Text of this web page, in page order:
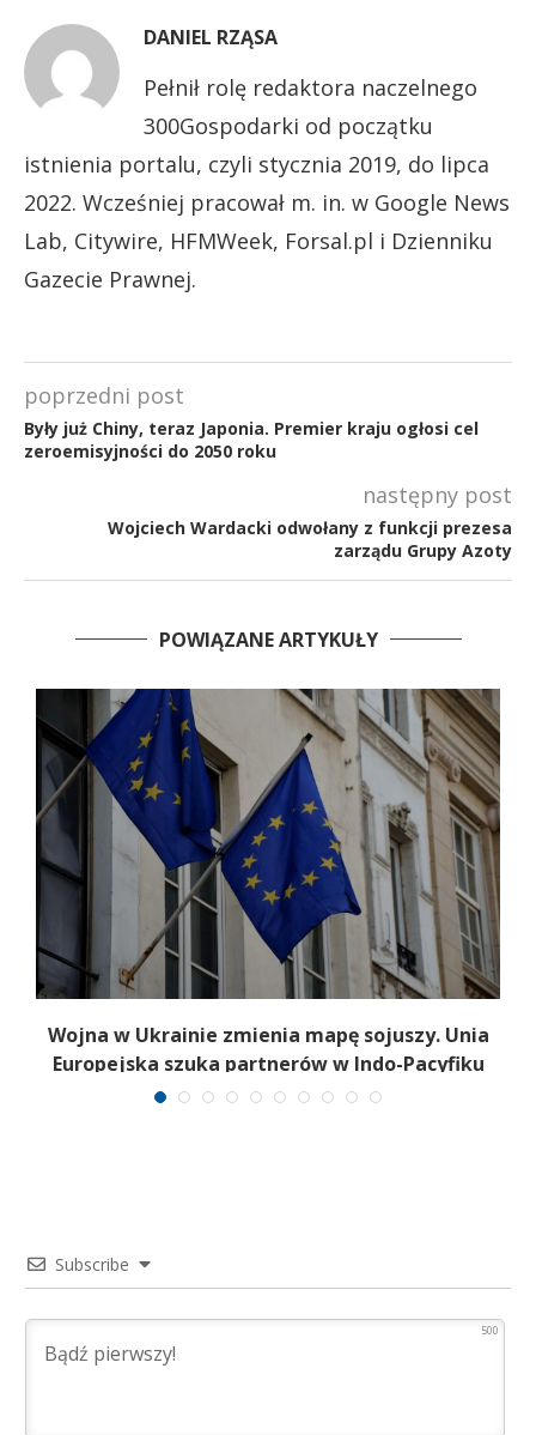
DANIEL RZĄSA
Pełnił rolę redaktora naczelnego
300Gospodarki od początku
istnienia portalu, czyli stycznia 2019, do lipca
2022. Wcześniej pracował m. in. w Google News
Lab, Citywire, HFMWeek, Forsal.pl i Dzienniku
Gazecie Prawnej.
poprzedni post
Były już Chiny, teraz Japonia. Premier kraju ogłosi cel
zeroemisyjności do 2050 roku
następny post
Wojciech Wardacki odwołany z funkcji prezesa
zarządu Grupy Azoty
POWIĄZANE ARTYKUŁY
Wojna w Ukrainie zmienia mapę sojuszy. Unia
Europejska szuka partnerów w Indo-Pacyfiku
Subscribe
500